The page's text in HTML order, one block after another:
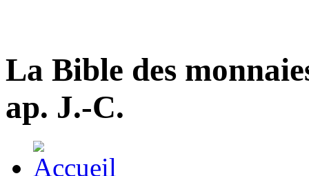
La Bible des
ap. J.-C.